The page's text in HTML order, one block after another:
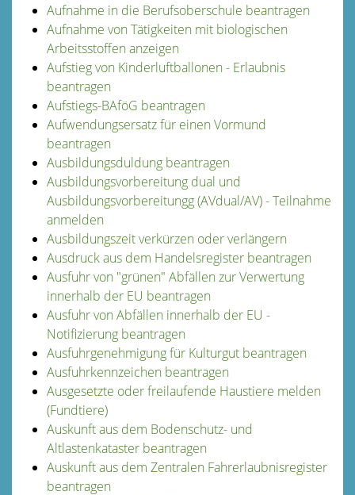
Aufnahme in die Berufsoberschule beantragen
Aufnahme von Tätigkeiten mit biologischen
Arbeitsstoffen anzeigen
Aufstieg von Kinderluftballonen - Erlaubnis
beantragen
Aufstiegs-BAföG beantragen
Aufwendungsersatz für einen Vormund
beantragen
Ausbildungsduldung beantragen
Ausbildungsvorbereitung dual und
Ausbildungsvorbereitungg (AVdual/AV) - Teilnahme
anmelden
Ausbildungszeit verkürzen oder verlängern
Ausdruck aus dem Handelsregister beantragen
Ausfuhr von "grünen" Abfällen zur Verwertung
innerhalb der EU beantragen
Ausfuhr von Abfällen innerhalb der EU -
Notifizierung beantragen
Ausfuhrgenehmigung für Kulturgut beantragen
Ausfuhrkennzeichen beantragen
Ausgesetzte oder freilaufende Haustiere melden
(Fundtiere)
Auskunft aus dem Bodenschutz- und
Altlastenkataster beantragen
Auskunft aus dem Zentralen Fahrerlaubnisregister
beantragen